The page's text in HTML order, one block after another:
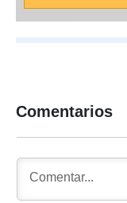
Comentarios